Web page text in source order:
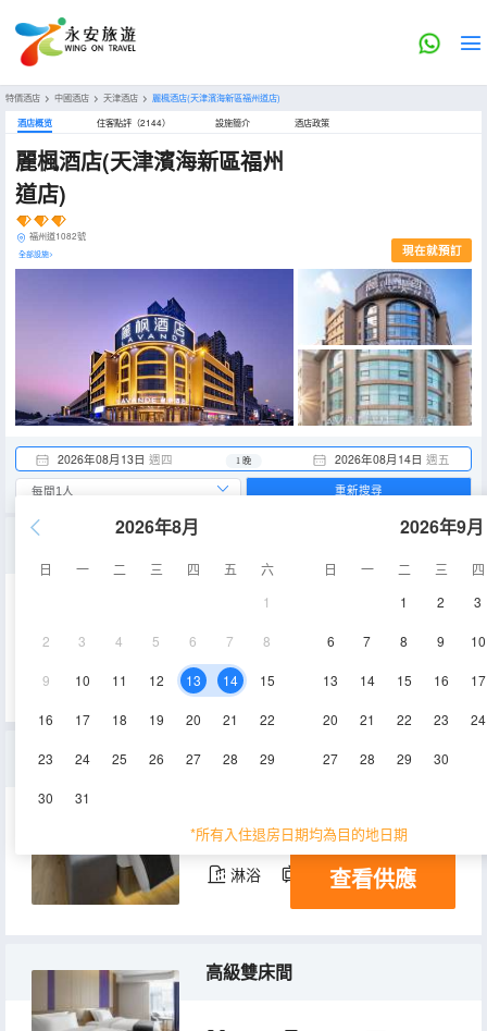
特價酒店 > 中國酒店 > 天津酒店 > 麗楓酒店(天津濱海新區福州道店)
酒店概览 住客點評（2144） 設施簡介 酒店政策
麗楓酒店(天津濱海新區福州
道店)
福州道1082號
全部設施> 現在就預訂
2026年08月13日 週四 2026年08月14日 週五
1 晚
2026年8月
日 一 二 三 四 五
六
1
2 3 4 5 6 7 8
9 10 11 12 13 14 15
16 17 18 19 20 21 22
23 24 25 26 27 28 29
30 31
2026年9月
日 一 二 三
四
1
2 3
6 7 8 9 10
13 14 15 16 17
20 21 22 23 24
27 28 29 30
*所有入住退房日期均為目的地日期
重新搜尋
空調
淋浴
45㎡ 2-5層 空調
淋浴 電視機
查看供應
高級雙床間